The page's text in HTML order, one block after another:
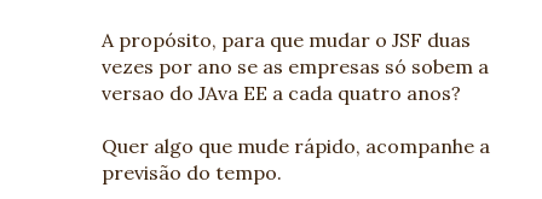
A propósito, para que mudar o JSF duas
vezes por ano se as empresas só sobem a
versao do JAva EE a cada quatro anos?
Quer algo que mude rápido, acompanhe a
previsão do tempo.